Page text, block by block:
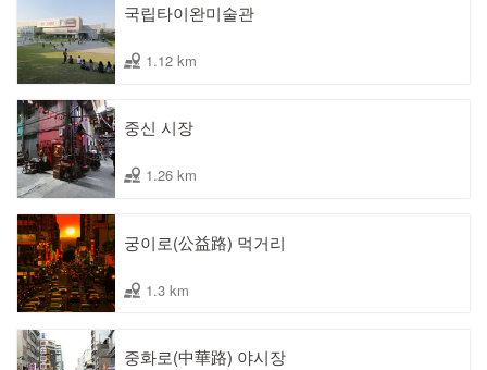
국립타이완미술관
1.12 km
중신 시장
1.26 km
궁이로(公益路) 먹거리
1.3 km
중화로(中華路) 야시장